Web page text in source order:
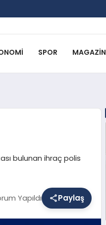
SPOR MAGAZIN
bulunan ihraç polis
Yapıldı Paylaş